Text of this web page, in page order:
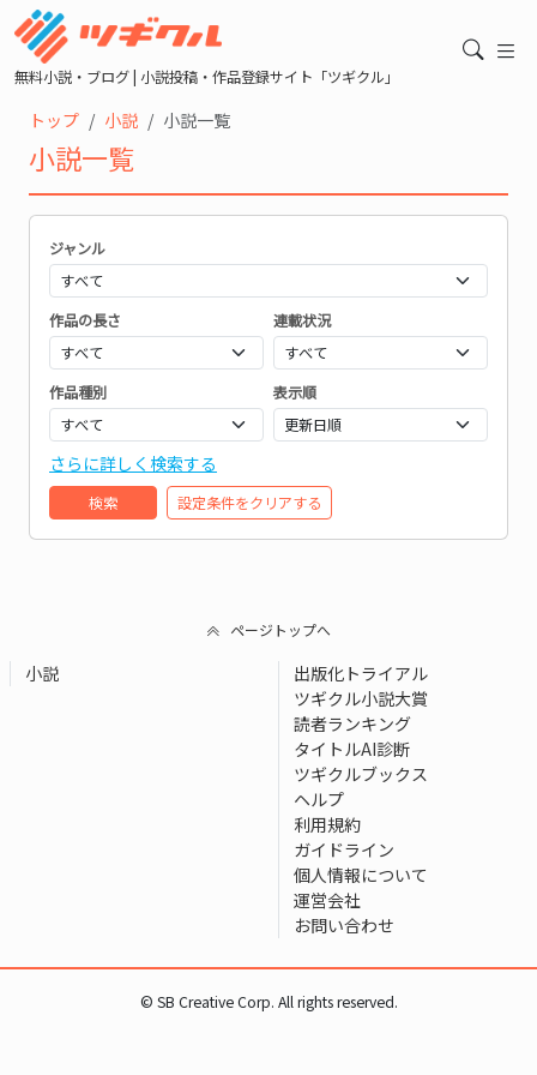
無料小説・ブログ | 小説投稿・作品登録サイト「ツギクル」
トップ 小説 小説一覧
小説一覧
ジャンル
作品の長さ 連載状況
作品種別 表示順
さらに詳しく検索する
検索 設定条件をクリアする
ページトップへ
小説
出版化トライアル
ツギクル小説大賞
読者ランキング
タイトルAI診断
ツギクルブックス
ヘルプ
利用規約
ガイドライン
個人情報について
運営会社
お問い合わせ
© SB Creative Corp. All rights reserved.